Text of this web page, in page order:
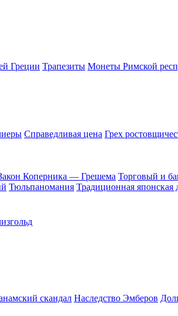
Греции Трапезиты Монеты Римской
Справедливая цена Грех
Коперника — Грешема Торговый и
Тюльпаномания Традиционная японская
скандал Наследство Эмберов